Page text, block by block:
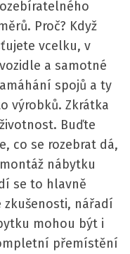
Proč? Když
vcelku, v
a samotné
spojů a ty
výrobků. Zkrátka
Buďte
co se rozebrat dá,
nábytku
se to hlavně
nářadí
mohou být i
přemístění